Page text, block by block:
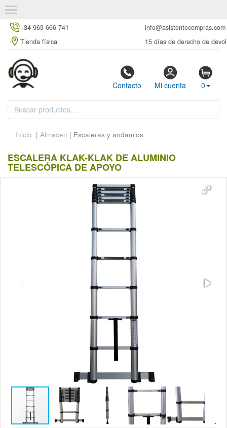
+34 963 666 741
info@asistentecompras.com
Tienda física
15 días de derecho de
Contacto Mi cuenta 0
Inicio | Almacen | Escaleras y andamios
ESCALERA KLAK-KLAK DE ALUMINIO
TELESCÓPICA DE APOYO